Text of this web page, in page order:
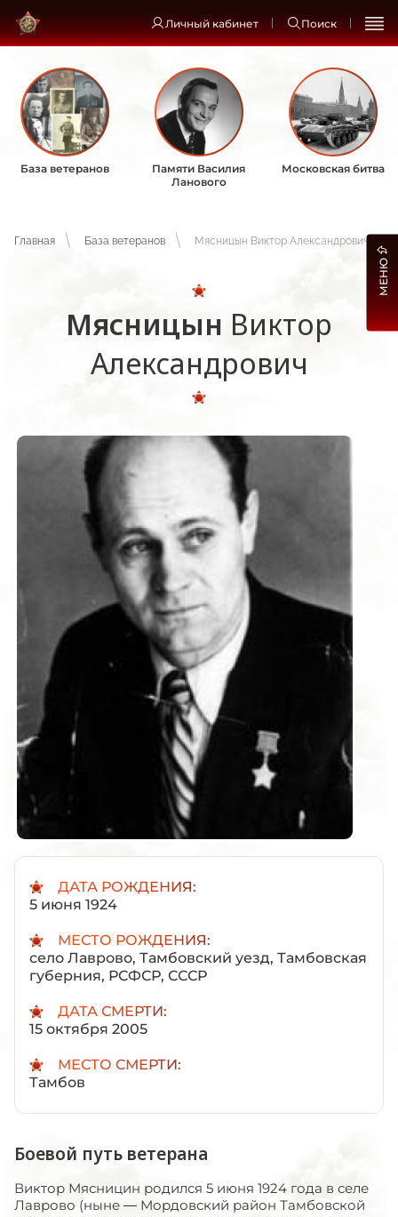
Личный кабинет Поиск
База ветеранов
Памяти Василия
Ланового
Московская битва
Главная База ветеранов Мясницын Виктор Александрович
Мясницын Виктор
Александрович
ДАТА РОЖДЕНИЯ:
5 июня 1924
МЕСТО РОЖДЕНИЯ:
село Лаврово, Тамбовский уезд, Тамбовская
губерния, РСФСР, СССР
ДАТА СМЕРТИ:
15 октября 2005
МЕСТО СМЕРТИ:
Тамбов
Боевой путь ветерана
Виктор Мясницин родился 5 июня 1924 года в селе
Лаврово (ныне — Мордовский район Тамбовской
МЕНЮ